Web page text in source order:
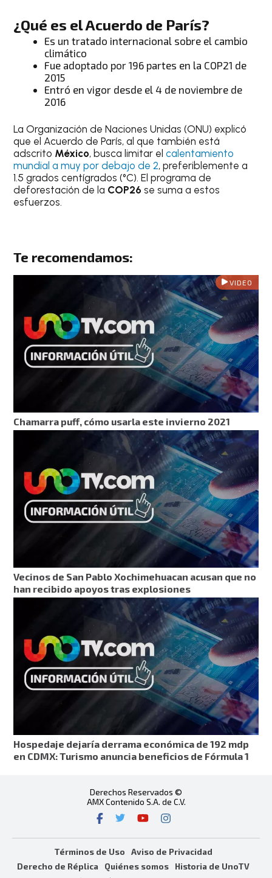
¿Qué es el Acuerdo de París?
Es un tratado internacional sobre el cambio
climático
Fue adoptado por 196 partes en la COP21 de
2015
Entró en vigor desde el 4 de noviembre de
2016
La Organización de Naciones Unidas (ONU) explicó
que el Acuerdo de París, al que también está
adscrito México, busca limitar elcalentamiento
mundial a muy por debajo de 2, preferiblemente a
1.5 grados centígrados (°C). El programa de
deforestación de la COP26 se suma a estos
esfuerzos.
Te recomendamos:
VIDEO
Chamarra puff, cómo usarla este invierno 2021
Vecinos de San Pablo Xochimehuacan acusan que no
han recibido apoyos tras explosiones
Hospedaje dejaría derrama económica de 192 mdp
en CDMX: Turismo anuncia beneficios de Fórmula 1
Derechos Reservados ©
AMX Contenido S.A. de C.V.
Términos de Uso
Aviso de Privacidad
Derecho de Réplica
Quiénes somos
Historia de UnoTV